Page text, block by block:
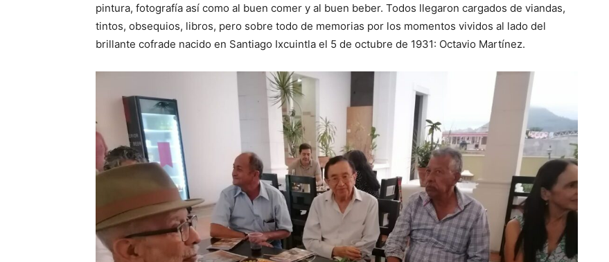
pintura, fotografía así como al buen comer y al buen beber. Todos llegaron cargados de viandas,
tintos, obsequios, libros, pero sobre todo de memorias por los momentos vividos al lado del
brillante cofrade nacido en Santiago Ixcuintla el 5 de octubre de 1931: Octavio Martínez.